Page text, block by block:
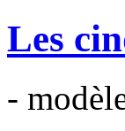
Les
-